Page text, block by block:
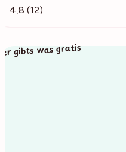
4,8 (12)
gibts was gratis